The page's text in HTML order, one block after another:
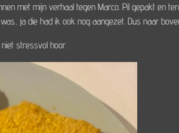
met mijn verhaal tegen Marco. Pil gepakt en
ja die had ik ook nog aangezet. Dus naar
stressvol hoor.